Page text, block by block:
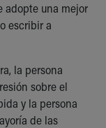
adopte una mejor
escribir a
la persona
sobre el
y la persona
de las